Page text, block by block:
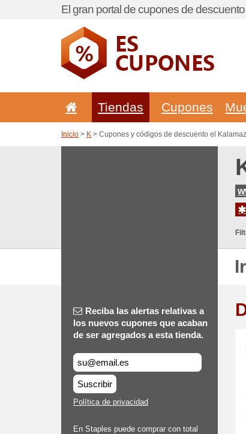
El gran portal de cupones de
Tiendas Cupones
Inicio > K > Cupones y códigos de descuento el
Reciba las alertas relativas a
los nuevos cupones que acaban
de ser agregados a esta tienda.
Suscribir
Política de privacidad
En Staples puede comprar con total